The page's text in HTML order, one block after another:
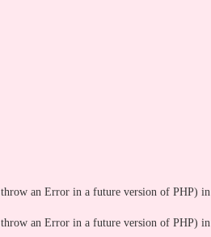
an Error in a future version of PHP) in
an Error in a future version of PHP) in